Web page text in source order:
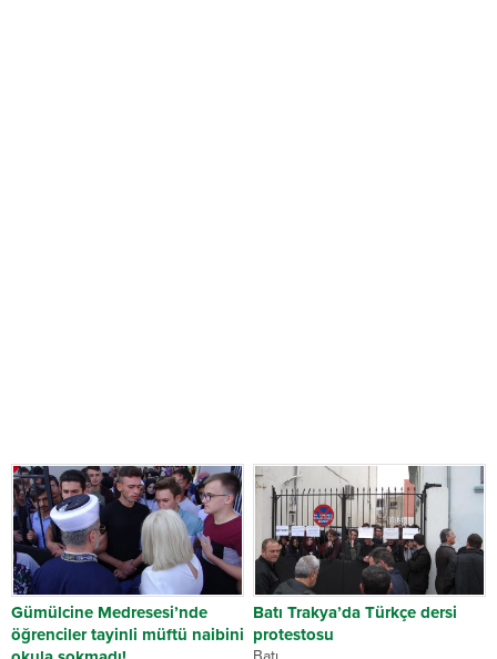
Gümülcine Medresesi’nde
öğrenciler tayinli müftü naibini
Batı Trakya’da Türkçe dersi
protestosu